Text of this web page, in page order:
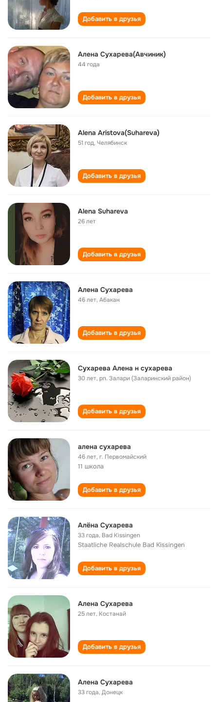
Добавить в друзья
Алена Сухарева(Авчиник)
44 года
Добавить в друзья
Alena Aristova(Suhareva)
51 год,Челябинск
Добавить в друзья
Alena Suhareva
26 лет
Добавить в друзья
Алена Сухарева
46 лет,Абакан
Добавить в друзья
Сухарева Алена н сухарева
30 лет,рп. Залари (Заларинский район)
Добавить в друзья
алена сухарева
46 лет,г. Первомайский
11 школа
Добавить в друзья
Алёна Сухарева
33 года, Bad Kissingen
Staatliche Realschule Bad Kissingen
Добавить в друзья
Алена Сухарева
25 лет, Костанай
Добавить в друзья
Алена Сухарева
33 года,Донецк